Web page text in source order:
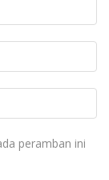
peramban ini